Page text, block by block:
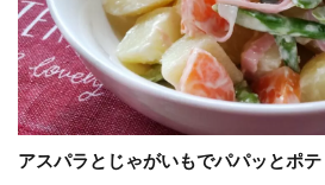
アスパラとじゃがいもでパパッとポ